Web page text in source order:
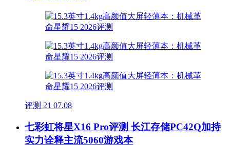
评测 21 07.08
七彩虹将星X16 Pro评测 长江存储PC42Q加持
实力诠释主流5060游戏本